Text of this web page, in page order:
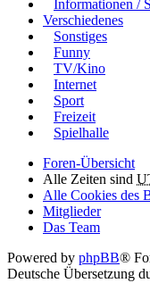
Informationen /
Verschiedenes
Sonstiges
Funny
TV/Kino
Internet
Sport
Freizeit
Spielhalle
Foren-Übersicht
Alle Zeiten sind
Alle Cookies des
Mitglieder
Das Team
Powered by phpBB®
Deutsche Übersetzung